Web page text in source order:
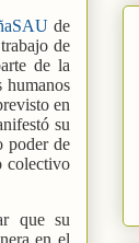
de
de
de la
humanos
en
su
poder de
colectivo
que su
en el